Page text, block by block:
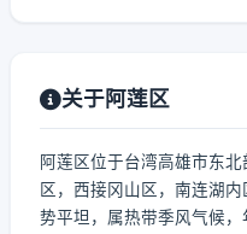
关于阿莲区
阿莲区位于台湾高雄市东
区，西接冈山区，南连湖
势平坦，属热带季风气候，